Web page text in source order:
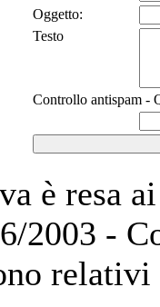
Oggetto:
Testo
Controllo antispam -
è resa
2003 -